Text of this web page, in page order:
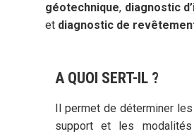
géotechnique, diagnostic
et diagnostic de
A QUOI SERT-IL ?
Il permet de déterminer
support et les